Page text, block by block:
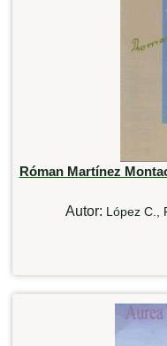
Róman Martínez
Autor: López C.,